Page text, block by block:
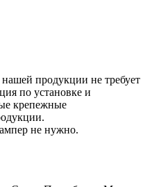
нашей продукции не требует
по установке и
крепежные
не нужно.